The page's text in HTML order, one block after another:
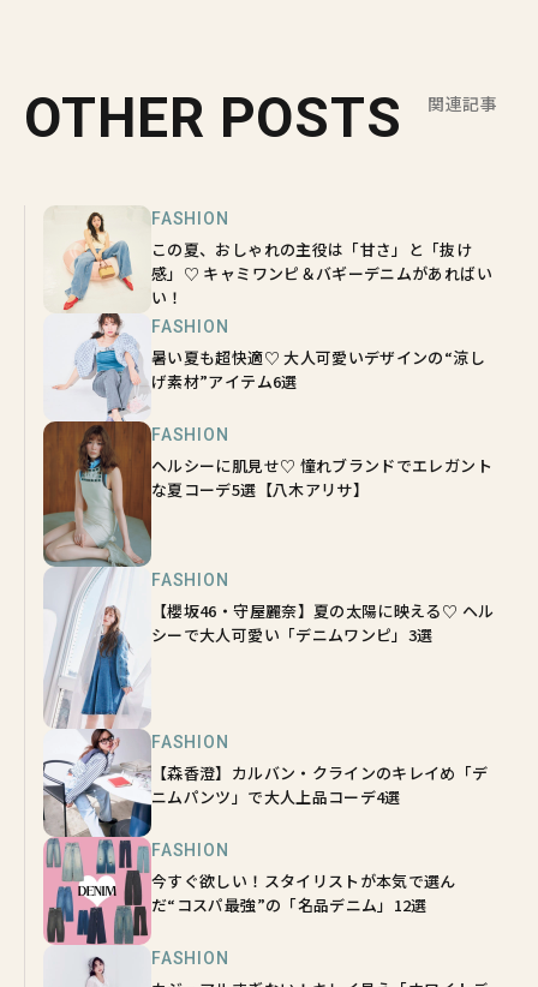
OTHER POSTS 関連記事
FASHION
この夏、おしゃれの主役は「甘さ」と「抜け
感」♡ キャミワンピ＆バギーデニムがあればい
い！
FASHION
暑い夏も超快適♡ 大人可愛いデザインの“涼し
げ素材”アイテム6選
FASHION
ヘルシーに肌見せ♡ 憧れブランドでエレガント
な夏コーデ5選【八木アリサ】
FASHION
【櫻坂46・守屋麗奈】夏の太陽に映える♡ ヘル
シーで大人可愛い「デニムワンピ」3選
FASHION
【森香澄】カルバン・クラインのキレイめ「デ
ニムパンツ」で大人上品コーデ4選
FASHION
今すぐ欲しい！スタイリストが本気で選ん
だ“コスパ最強”の「名品デニム」12選
FASHION